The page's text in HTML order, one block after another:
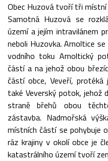
Obec Huzová tvoří tři
Samotná Huzová se
území a jejím intravilánem
neboli Huzovka. Arnoltice
vodního toku Arnoltický
částí a na jehož obou
částí obce, Veveří,
také Veverský potok, jehož
straně břehů obou
zástavba. Nadmořská
místních částí se pohybuje
ráz krajiny v okolí obce je
katastrálního území tvoří